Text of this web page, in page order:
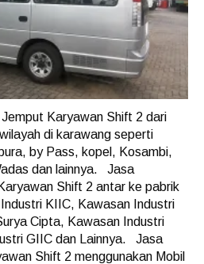
Karyawan Shift 2 dari
di karawang seperti
by Pass, kopel, Kosambi,
dan lainnya. Jasa
Shift 2 antar ke pabrik
KIIC, Kawasan Industri
Cipta, Kawasan Industri
GIIC dan Lainnya. Jasa
Shift 2 menggunakan Mobil